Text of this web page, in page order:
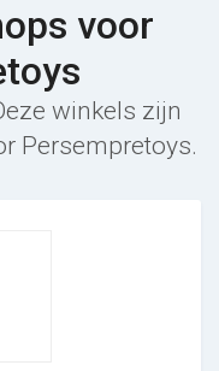
voor
winkels zijn
Persempretoys.